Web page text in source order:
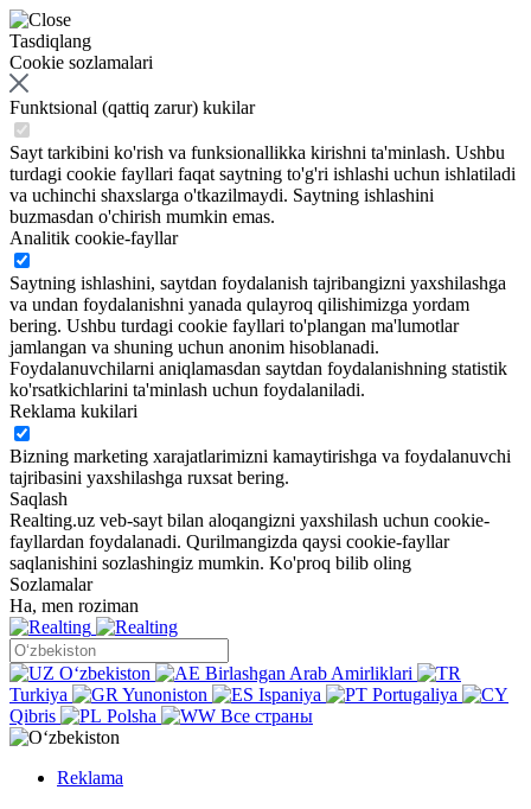
Tasdiqlang
Cookie sozlamalari
Funktsional (qattiq zarur) kukilar
Sayt tarkibini ko'rish va funksionallikka kirishni ta'minlash. Ushbu
turdagi cookie fayllari faqat saytning to'g'ri ishlashi uchun ishlatiladi
va uchinchi shaxslarga o'tkazilmaydi. Saytning ishlashini
buzmasdan o'chirish mumkin emas.
Analitik cookie-fayllar
Saytning ishlashini, saytdan foydalanish tajribangizni yaxshilashga
va undan foydalanishni yanada qulayroq qilishimizga yordam
bering. Ushbu turdagi cookie fayllari to'plangan ma'lumotlar
jamlangan va shuning uchun anonim hisoblanadi.
Foydalanuvchilarni aniqlamasdan saytdan foydalanishning statistik
ko'rsatkichlarini ta'minlash uchun foydalaniladi.
Reklama kukilari
Bizning marketing xarajatlarimizni kamaytirishga va foydalanuvchi
tajribasini yaxshilashga ruxsat bering.
Saqlash
Realting.uz veb-sayt bilan aloqangizni yaxshilash uchun cookie-
fayllardan foydalanadi. Qurilmangizda qaysi cookie-fayllar
saqlanishini sozlashingiz mumkin. Ko'proq bilib oling
Sozlamalar
Ha, men roziman
Oʻzbekiston
Birlashgan Arab Amirliklari
Turkiya
Yunoniston Ispaniya
Portugaliya
Qibris
Polsha Все страны
Reklama